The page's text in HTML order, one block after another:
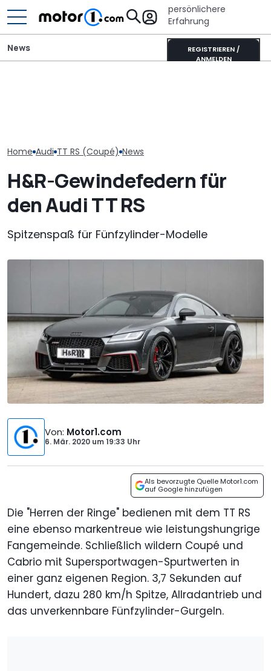
persönlichere
Erfahrung
REGISTRIEREN /
ANMELDEN
News
Home Audi TT RS (Coupé) News
H&R-Gewindefedern für
den Audi TT RS
Spitzenspaß für Fünfzylinder-Modelle
Von: Motor1.com
6. Mär. 2020 um19:33 Uhr
Als bevorzugte Quelle Motor1.com
auf Google hinzufügen
Die "Herren der Ringe" bedienen mit dem TT RS
eine ebenso markentreue wie leistungshungrige
Fangemeinde. Schließlich wildern Coupé und
Cabrio mit Supersportwagen-Spurtwerten in
einer ganz eigenen Region. 3,7 Sekunden auf
Hundert, dazu 280 km/h Spitze, Allradantrieb und
das unverkennbare Fünfzylinder-Gurgeln.